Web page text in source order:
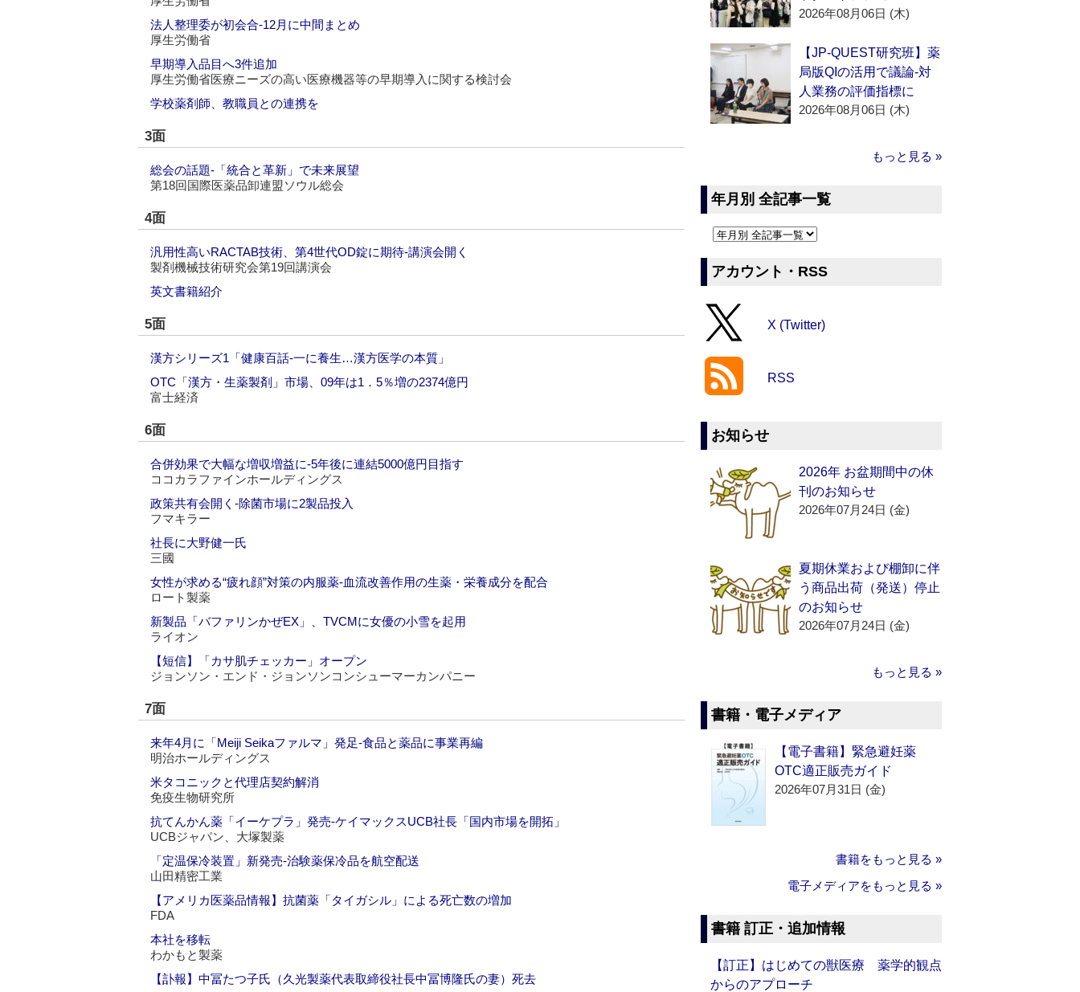
法人整理委が初会合‐12月に中間まとめ
厚生労働省
早期導入品目へ3件追加
厚生労働省医療ニーズの高い医療機器等の早期導入に関する検討会
学校薬剤師、教職員との連携を
3面
総会の話題‐「統合と革新」で未来展望
第18回国際医薬品卸連盟ソウル総会
4面
汎用性高いRACTAB技術、第4世代OD錠に期待‐講演会開く
製剤機械技術研究会第19回講演会
英文書籍紹介
5面
漢方シリーズ1「健康百話‐一に養生…漢方医学の本質」
OTC「漢方・生薬製剤」市場、09年は1．5％増の2374億円
富士経済
6面
合併効果で大幅な増収増益に‐5年後に連結5000億円目指す
ココカラファインホールディングス
政策共有会開く‐除菌市場に2製品投入
フマキラー
社長に大野健一氏
三國
女性が求める“疲れ顔”対策の内服薬‐血流改善作用の生薬・栄養成分を配合
ロート製薬
新製品「バファリンかぜEX」、TVCMに女優の小雪を起用
ライオン
【短信】「カサ肌チェッカー」オープン
ジョンソン・エンド・ジョンソンコンシューマーカンパニー
7面
来年4月に「Meiji Seikaファルマ」発足‐食品と薬品に事業再編
明治ホールディングス
米タコニックと代理店契約解消
免疫生物研究所
抗てんかん薬「イーケプラ」発売‐ケイマックスUCB社長「国内市場を開拓」
UCBジャパン、大塚製薬
「定温保冷装置」新発売‐治験薬保冷品を航空配送
山田精密工業
【アメリカ医薬品情報】抗菌薬「タイガシル」による死亡数の増加
FDA
本社を移転
わかもと製薬
【訃報】中冨たつ子氏（久光製薬代表取締役社長中冨博隆氏の妻）死去
2026年08月06日 (木)
【JP-QUEST研究班】薬
局版QIの活用で議論‐対
人業務の評価指標に
2026年08月06日 (木)
もっと見る »
年月別 全記事一覧
アカウント・RSS
X (Twitter)
RSS
お知らせ
2026年 お盆期間中の休
刊のお知らせ
2026年07月24日 (金)
夏期休業および棚卸に伴
う商品出荷（発送）停止
のお知らせ
2026年07月24日 (金)
もっと見る »
書籍・電子メディア
【電子書籍】緊急避妊薬
OTC適正販売ガイド
2026年07月31日 (金)
書籍をもっと見る »
電子メディアをもっと見る »
書籍 訂正・追加情報
【訂正】はじめての獣医療 薬学的観点
からのアプローチ